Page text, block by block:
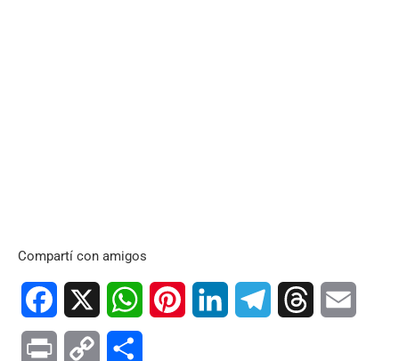
Compartí con amigos
Facebook WhatsAppPinterest LinkedIn TelegramThreads
Print Copy